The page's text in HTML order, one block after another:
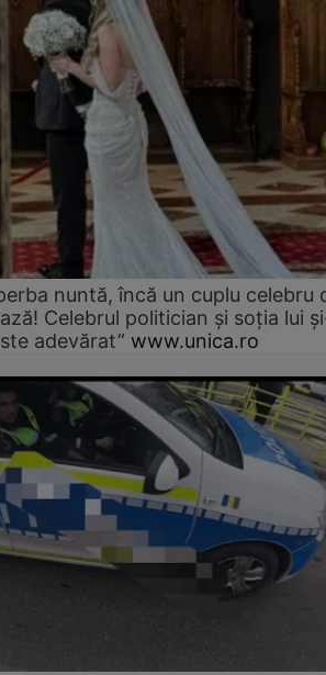
nuntă, încă un cuplu celebru
Celebrul politician și soția lui
adevărat” www.unica.ro